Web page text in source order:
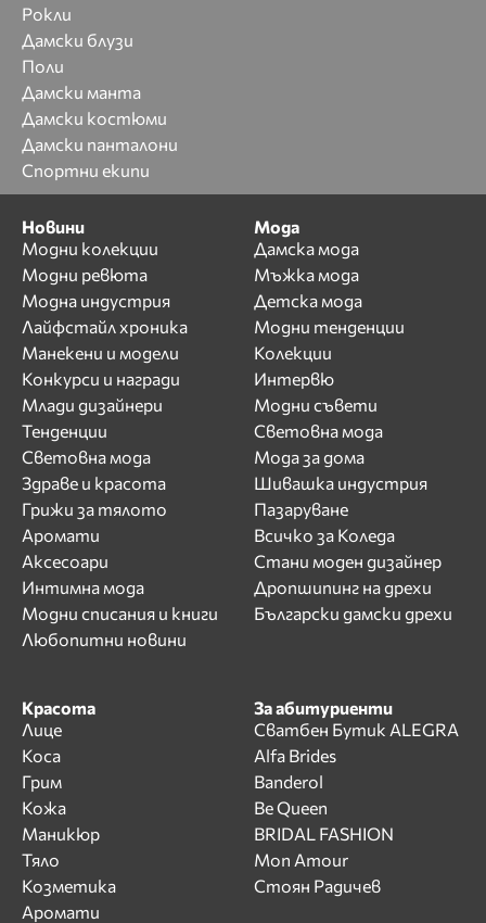
Рокли
Дамски блузи
Поли
Дамски манта
Дамски костюми
Дамски панталони
Спортни екипи
Новини
Модни колекции
Модни ревюта
Модна индустрия
Лайфстайл хроника
Манекени и модели
Конкурси и награди
Млади дизайнери
Тенденции
Световна мода
Здраве и красота
Грижи за тялото
Аромати
Аксесоари
Интимна мода
Модни списания и книги
Любопитни новини
Мода
Дамска мода
Мъжка мода
Детска мода
Модни тенденции
Колекции
Интервю
Модни съвети
Световна мода
Мода за дома
Шивашка индустрия
Пазаруване
Всичко за Коледа
Стани моден дизайнер
Дропшипинг на дрехи
Български дамски дрехи
Красота
Лице
Коса
Грим
Кожа
Маникюр
Тяло
Козметика
Аромати
За абитуриенти
Сватбен Бутик ALEGRA
Alfa Brides
Banderol
Be Queen
BRIDAL FASHION
Mon Amour
Стоян Радичев